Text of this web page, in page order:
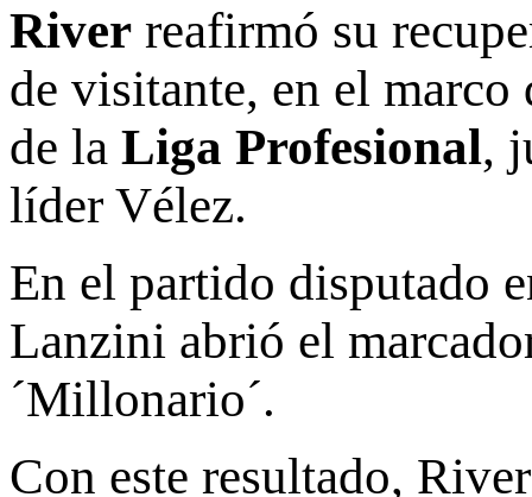
River reafirmó su
de visitante, en el
de la Liga Profesional,
líder Vélez.
En el partido disputado
Lanzini abrió el
´Millonario´.
Con este resultado,